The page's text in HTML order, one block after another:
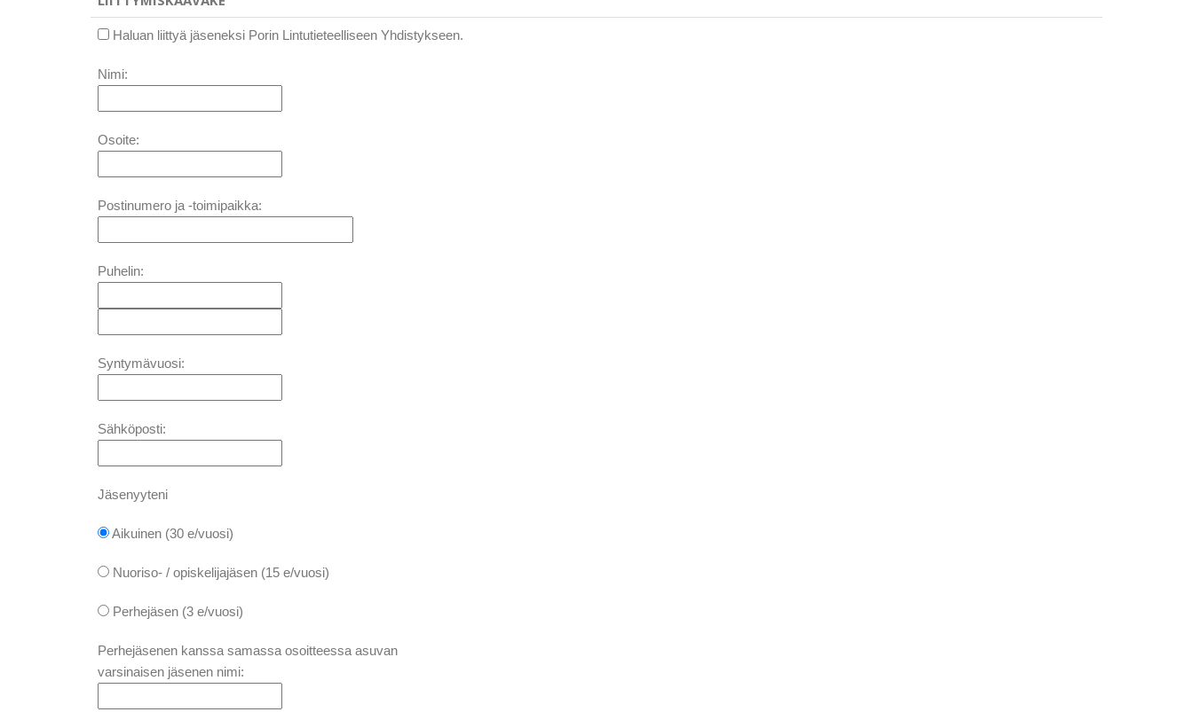
Haluan liittyä jäseneksi Porin Lintutieteelliseen Yhdistykseen.
Nimi:
Osoite:
Postinumero ja -toimipaikka:
Puhelin:
Syntymävuosi:
Sähköposti:
Jäsenyyteni
Aikuinen (30 e/vuosi)
Nuoriso- / opiskelijajäsen (15 e/vuosi)
Perhejäsen (3 e/vuosi)
Perhejäsenen kanssa samassa osoitteessa asuvan
varsinaisen jäsenen nimi: